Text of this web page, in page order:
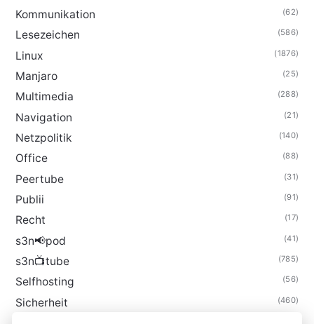
Kommunikation (62)
Lesezeichen (586)
Linux (1876)
Manjaro (25)
Multimedia (288)
Navigation (21)
Netzpolitik (140)
Office (88)
Peertube (31)
Publii (91)
Recht (17)
s3n📢pod (41)
s3n📺tube (785)
Selfhosting (56)
Sicherheit (460)